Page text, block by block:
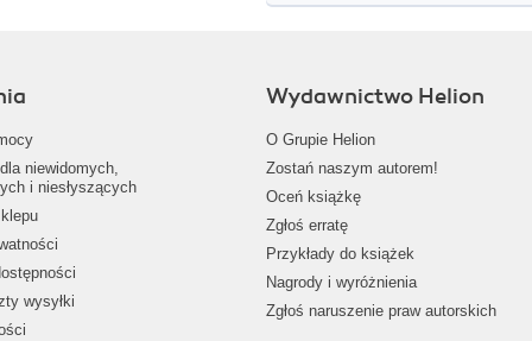
niewidomych,
i niesłyszących
wysyłki
Wydawnictwo Helion
O Grupie Helion
Zostań naszym autorem!
Oceń książkę
Zgłoś erratę
Przykłady do książek
Nagrody i wyróżnienia
Zgłoś naruszenie praw autorskich